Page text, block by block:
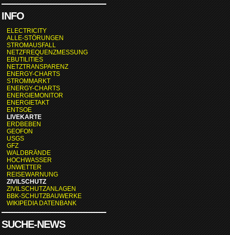
INFO
ELECTRICITY
ALLE-STÖRUNGEN
STROMAUSFALL
NETZFREQUENZMESSUNG
EBUTILITIES
NETZTRANSPARENZ
ENERGY-CHARTS
STROMMARKT
ENERGY-CHARTS
ENERGIEMONITOR
ENERGIETAKT
ENTSOE
LIVEKARTE
ERDBEBEN
GEOFON
USGS
GFZ
WALDBRÄNDE
HOCHWASSER
UNWETTER
REISEWARNUNG
ZIVILSCHUTZ
ZIVILSCHUTZANLAGEN
BBK-SCHUTZBAUWERKE
WIKIPEDIA DATENBANK
SUCHE-NEWS